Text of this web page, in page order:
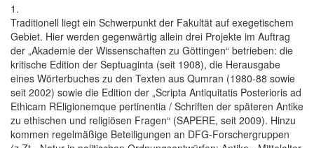
1.
Traditionell liegt ein Schwerpunkt der Fakultät auf exegetischem
Gebiet. Hier werden gegenwärtig allein drei Projekte im Auftrag
der „Akademie der Wissenschaften zu Göttingen“ betrieben: die
kritische Edition der Septuaginta (seit 1908), die Herausgabe
eines Wörterbuches zu den Texten aus Qumran (1980-88 sowie
seit 2002) sowie die Edition der „Scripta Antiquitatis Posterioris ad
Ethicam REligionemque pertinentia / Schriften der späteren Antike
zu ethischen und religiösen Fragen“ (SAPERE, seit 2009). Hinzu
kommen regelmäßige Beteiligungen an DFG-Forschergruppen